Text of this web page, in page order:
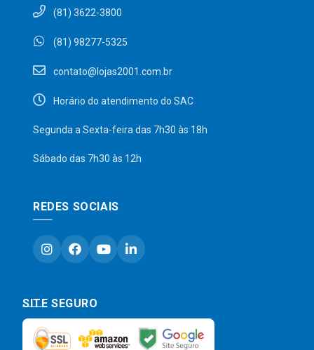
(81) 3622-3800
(81) 98277-5325
contato@lojas2001.com.br
Horário do atendimento do SAC
Segunda a Sexta-feira das 7h30 às 18h
Sábado das 7h30 às 12h
REDES SOCIAIS
SITE SEGURO